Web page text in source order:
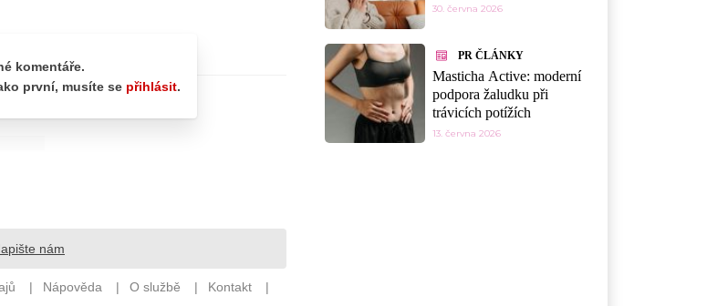
30. června 2026
PR ČLÁNKY
Masticha Active: moderní
podpora žaludku při
trávicích potížích
13. června 2026